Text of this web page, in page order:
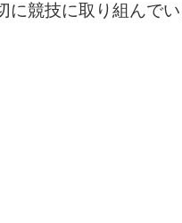
に競技に取り組んでい